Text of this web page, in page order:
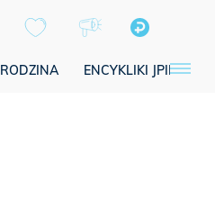
RODZINA ENCYKLIKI JPII